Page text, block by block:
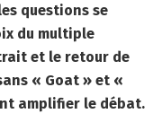
questions se
du multiple
et le retour de
« Goat » et «
amplifier le débat.